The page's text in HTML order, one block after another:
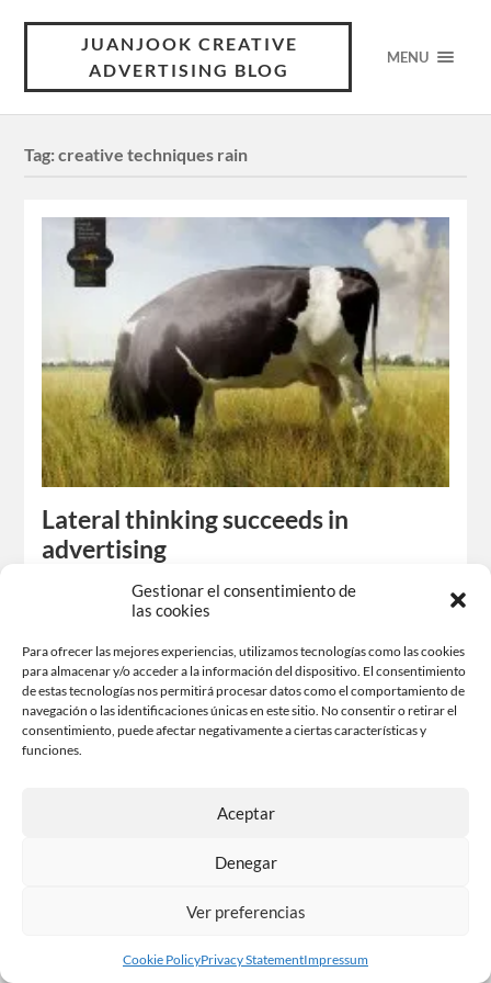
Gestionar el consentimiento de
las cookies
Para ofrecer las mejores experiencias, utilizamos tecnologías como las cookies
para almacenar y/o acceder a la información del dispositivo. El consentimiento
de estas tecnologías nos permitirá procesar datos como el comportamiento de
navegación o las identificaciones únicas en este sitio. No consentir o retirar el
consentimiento, puede afectar negativamente a ciertas características y
funciones.
Aceptar
Denegar
Ver preferencias
Cookie PolicyPrivacy StatementImpressum
JUANJOOK CREATIVE
ADVERTISING BLOG
MENU
Tag:creative techniques rain
Lateral thinking succeeds in
advertising
At some point we realized from face to face with different
graphic pieces, designs, flyers, promos, billboards or ads
Share-it
Facebook X